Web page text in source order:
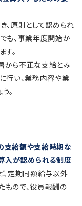
、原則として認められ
も、事業年度開始か
。
から不正な支給とみ
行い、業務内容や業
。
支給額や支給時期な
入が認められる制度
、定期同額給与以外
ので、役員報酬の